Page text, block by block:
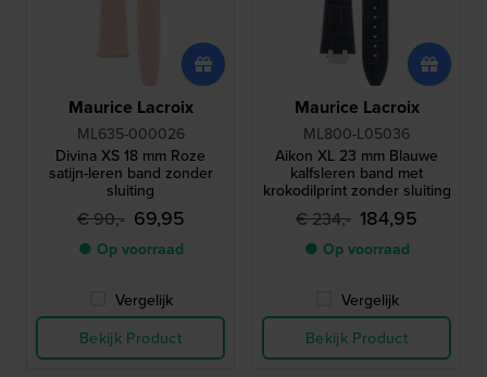
Maurice Lacroix
ML635-000026
Divina XS 18 mm Roze
satijn-leren band zonder
sluiting
€ 90,- 69,95
● Op voorraad
Vergelijk
Bekijk Product
Maurice Lacroix
ML800-L05036
Aikon XL 23 mm Blauwe
kalfsleren band met
krokodilprint zonder sluiting
€ 234,- 184,95
● Op voorraad
Vergelijk
Bekijk Product